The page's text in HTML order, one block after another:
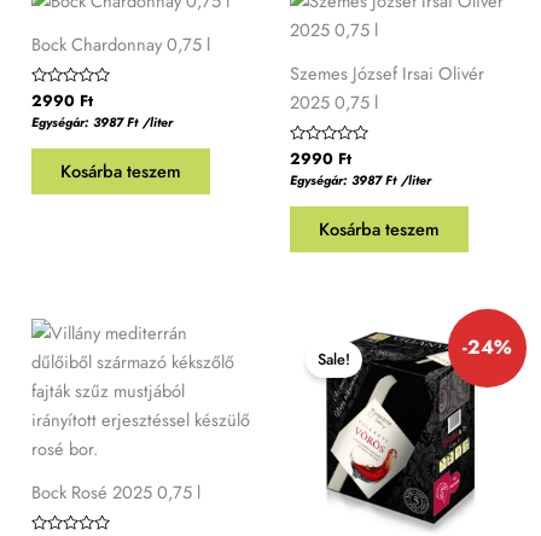
Bock Chardonnay 0,75 l
Értékelés:
0
/
2990 Ft
Egységár: 3987Ft /liter
Kosárba teszem
Szemes József Irsai Olivér
2025 0,75 l
Értékelés:
0
/
2990 Ft
Egységár: 3987Ft /liter
Kosárba teszem
Bock Rosé 2025 0,75 l
-24%
Sale!
Original
price
was:
4360 Ft.
Current
price
is:
3335 Ft.